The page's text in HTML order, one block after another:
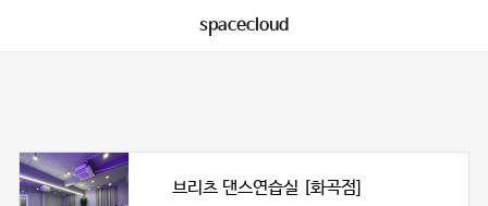
spacecloud
브리츠 댄스연습실 [화곡점]